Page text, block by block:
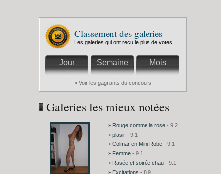
Classement des galeries
Les galeries qui ont recu le plus de votes
Jour Semaine Mois
» Voir les gagnants du concours
Galeries les mieux notées
» Rouge comme la rose - 9.2
» plasir - 9.1
» Colmar en Mini Robe - 9.1
» Femme - 9.1
» Rasée et soirée chau - 9.1
» Excitations - 8.9